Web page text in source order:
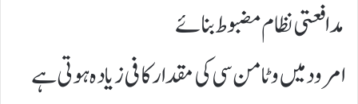
مدافعتی نظام مضبوط بنائے
امرود میں وٹامن سی کی مقدار کافی زیادہ ہوتی ہے